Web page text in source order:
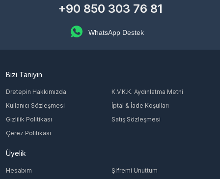
+90 850 303 76 81
WhatsApp Destek
Bizi Tanıyın
Dretepin Hakkımızda
K.V.K.K. Aydınlatma Metni
Kullanıcı Sözleşmesi
İptal & İade Koşulları
Gizlilik Politikası
Satış Sözleşmesi
Çerez Politikası
Üyelik
Hesabım
Şifremi Unuttum